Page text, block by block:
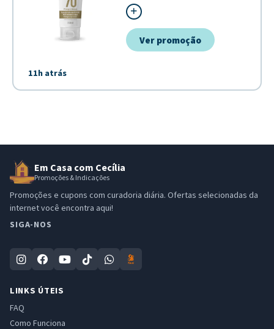
11h atrás
uma escolha essencial para o
pele. Sua fórmula foi desenvolvida
proteção e hidratação
a saúde cutânea em diversas con...
Ver promoção
Em Casa com Cecília
Promoções & Indicações
Promoções e cupons com curadoria diária. Ofertas selecionadas da
internet você encontra aqui!
SIGA-NOS
LINKS ÚTEIS
FAQ
Como Funciona